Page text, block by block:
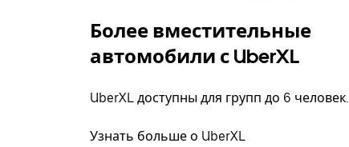
Более вместительные
автомобили с UberXL
UberXL доступны для групп до 6 человек.
Узнать больше о UberXL